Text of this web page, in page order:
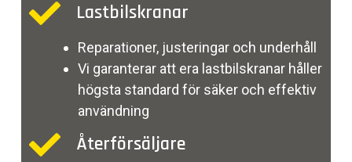
Lastbilskranar
Reparationer, justeringar och underhåll
Vi garanterar att era lastbilskranar håller
högsta standard för säker och effektiv
användning
Återförsäljare